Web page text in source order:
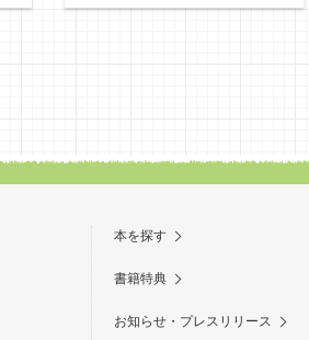
本を探す
書籍特典
お知らせ・プレスリリース